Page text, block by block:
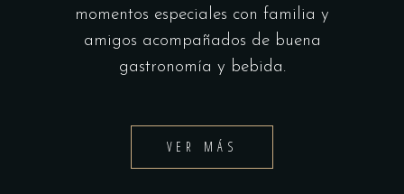
momentos especiales con familia y
amigos acompañados de buena
gastronomía y bebida.
VER MÁS